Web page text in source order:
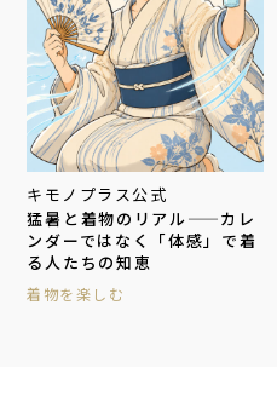
キモノプラス公式
猛暑と着物のリアル——カレ
ンダーではなく「体感」で着
る人たちの知恵
着物を楽しむ